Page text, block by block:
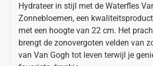
Hydrateer in stijl met de Waterfles
Zonnebloemen, een
met een hoogte van 22 cm. Het
brengt de zonovergoten velden van
van Van Gogh tot leven terwijl je